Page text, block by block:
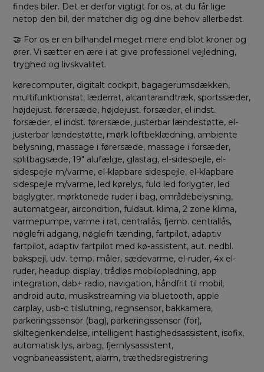
findes biler. Det er derfor vigtigt for os, at du får lige
netop den bil, der matcher dig og dine behov allerbedst.
🤝 For os er en bilhandel meget mere end blot kroner og
ører. Vi sætter en ære i at give professionel vejledning,
tryghed og livskvalitet.
kørecomputer, digitalt cockpit, bagagerumsdækken,
multifunktionsrat, læderrat, alcantaraindtræk, sportssæder,
højdejust. førersæde, højdejust. forsæder, el indst.
forsæder, el indst. førersæde, justerbar lændestøtte, el-
justerbar lændestøtte, mørk loftbeklædning, ambiente
belysning, massage i førersæde, massage i forsæder,
splitbagsæde, 19″ alufælge, glastag, el-sidespejle, el-
sidespejle m/varme, el-klapbare sidespejle, el-klapbare
sidespejle m/varme, led kørelys, fuld led forlygter, led
baglygter, mørktonede ruder i bag, områdebelysning,
automatgear, aircondition, fuldaut. klima, 2 zone klima,
varmepumpe, varme i rat, centrallås, fjernb. centrallås,
nøglefri adgang, nøglefri tænding, fartpilot, adaptiv
fartpilot, adaptiv fartpilot med kø-assistent, aut. nedbl.
bakspejl, udv. temp. måler, sædevarme, el-ruder, 4x el-
ruder, headup display, trådløs mobilopladning, app
integration, dab+ radio, navigation, håndfrit til mobil,
android auto, musikstreaming via bluetooth, apple
carplay, usb-c tilslutning, regnsensor, bakkamera,
parkeringssensor (bag), parkeringssensor (for),
skiltegenkendelse, intelligent hastighedsassistent, isofix,
automatisk lys, airbag, fjernlysassistent,
vognbaneassistent, alarm, træthedsregistrering